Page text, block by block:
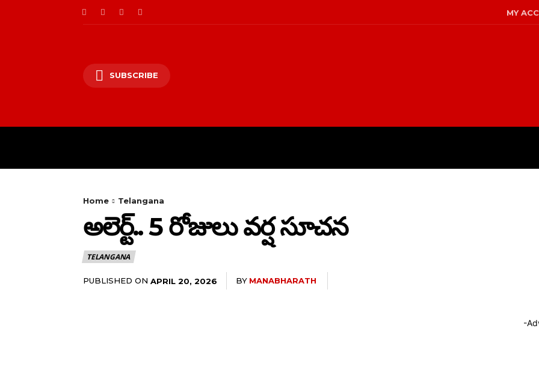
MY
SUBSCRIBE
Home Telangana
అలెర్ట్.. 5 రోజులు వర్ష సూచన
TELANGANA
PUBLISHED ON APRIL 20, 2026 BY MANABHARATH
-